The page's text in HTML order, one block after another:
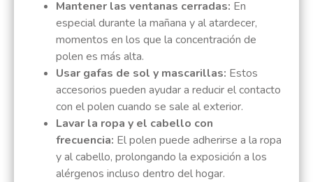
Mantener las ventanas cerradas: En
especial durante la mañana y al atardecer,
momentos en los que la concentración de
polen es más alta.
Usar gafas de sol y mascarillas: Estos
accesorios pueden ayudar a reducir el contacto
con el polen cuando se sale al exterior.
Lavar la ropa y el cabello con
frecuencia: El polen puede adherirse a la ropa
y al cabello, prolongando la exposición a los
alérgenos incluso dentro del hogar.